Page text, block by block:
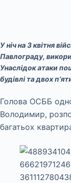
У ніч на 3 квітня
Павлограду,
Унаслідок атаки
будівлі та двох
Голова ОСББ
Володимир,
багатьох